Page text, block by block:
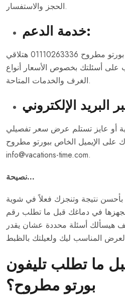
الحجز والاستفسار.
خدمة الدعم:
من خلال الاتصال بـ رقم بورتو مطروح 01110263336 هتلاقي
أسئلتك بخصوص الأسعار أنواع
الغرف والخدمات المتاحة.
أو عايز تستلم عرض سعر تفصيلي
الإيميل الخاص ببورتو مطروح
info@vacations-time.com.
نصيحة…
نتيجة وتنجزك فعلاً في شوية
في دماغك قبل ما تطلب رقم
هيسألك أسئلة محددة عشان يقدر
ما تطلب تليفون
بورتو مطروح؟